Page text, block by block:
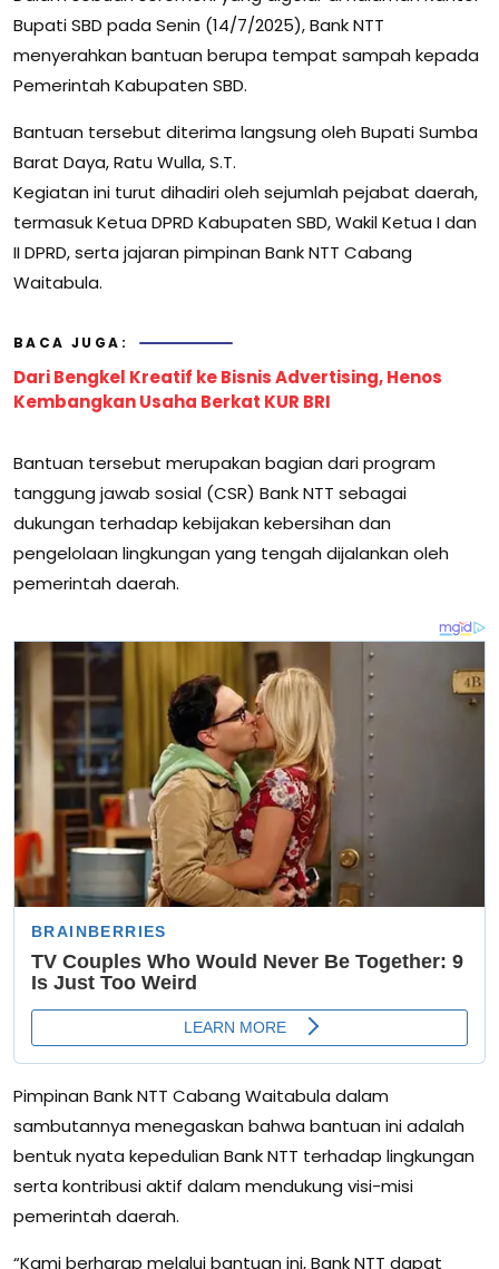
Bupati SBD pada Senin (14/7/2025), Bank NTT
menyerahkan bantuan berupa tempat sampah kepada
Pemerintah Kabupaten SBD.
Bantuan tersebut diterima langsung oleh Bupati Sumba
Barat Daya, Ratu Wulla, S.T.
Kegiatan ini turut dihadiri oleh sejumlah pejabat daerah,
termasuk Ketua DPRD Kabupaten SBD, Wakil Ketua I dan
II DPRD, serta jajaran pimpinan Bank NTT Cabang
Waitabula.
BACA JUGA:
Dari Bengkel Kreatif ke Bisnis Advertising, Henos
Kembangkan Usaha Berkat KUR BRI
Bantuan tersebut merupakan bagian dari program
tanggung jawab sosial (CSR) Bank NTT sebagai
dukungan terhadap kebijakan kebersihan dan
pengelolaan lingkungan yang tengah dijalankan oleh
pemerintah daerah.
Pimpinan Bank NTT Cabang Waitabula dalam
sambutannya menegaskan bahwa bantuan ini adalah
bentuk nyata kepedulian Bank NTT terhadap lingkungan
serta kontribusi aktif dalam mendukung visi-misi
pemerintah daerah.
“Kami berharap melalui bantuan ini, Bank NTT dapat